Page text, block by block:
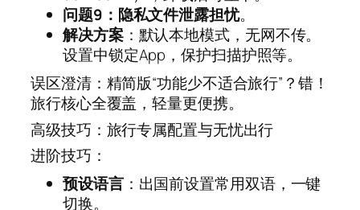
问题9：隐私文件泄露担忧。
解决方案：默认本地模式，无网不传。
设置中锁定App，保护扫描护照等。
误区澄清：精简版“功能少不适合旅行”？错！
旅行核心全覆盖，轻量更便携。
高级技巧：旅行专属配置与无忧出行
进阶技巧：
预设语言：出国前设置常用双语，一键
切换。